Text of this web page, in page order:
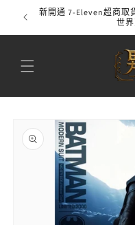
跳至內
容
新開通 7-Eleven超商取
世
品資訊